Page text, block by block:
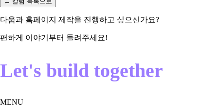
다움과 홈페이지 제작을 진행하고 싶으신가요?
편하게 이야기부터 들려주세요!
Let's build together
MENU